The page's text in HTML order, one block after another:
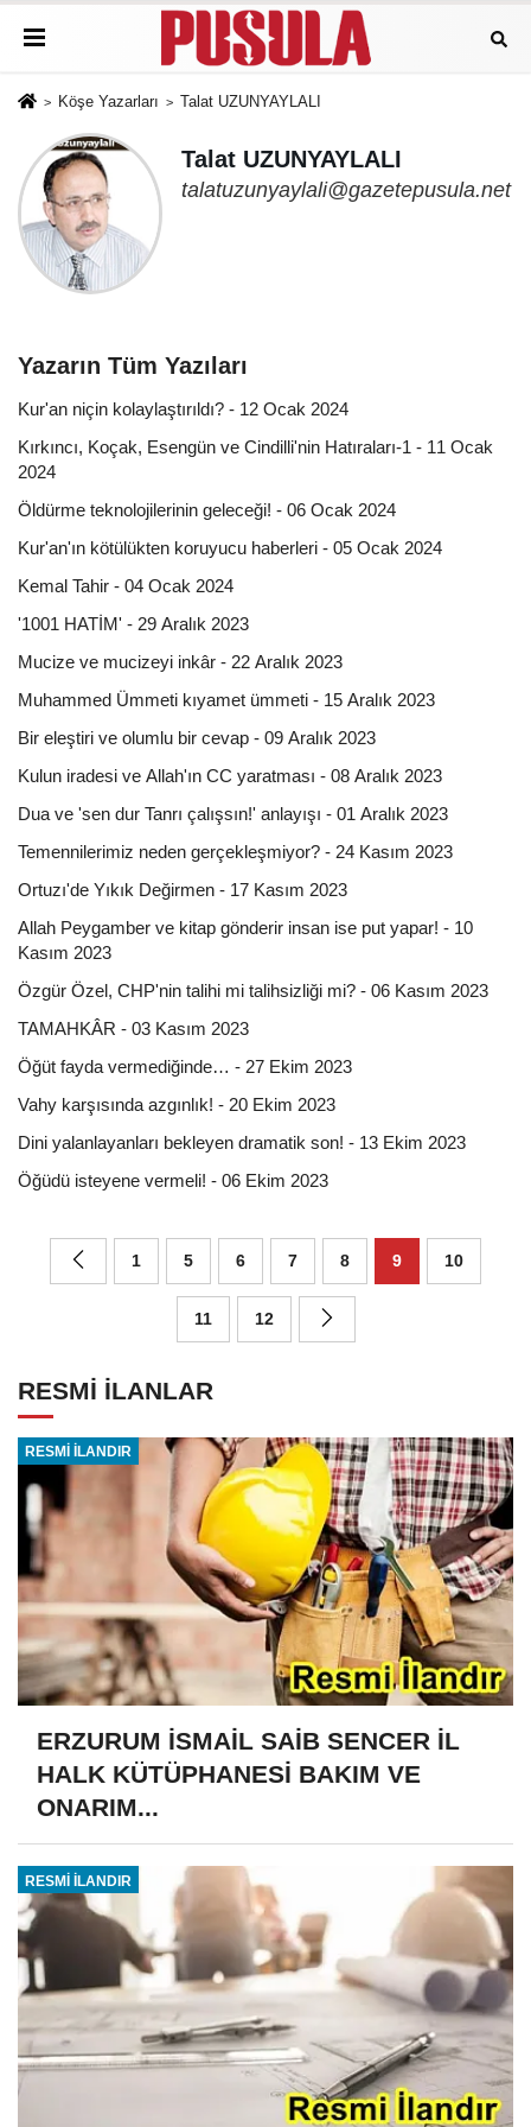
Köşe Yazarları Talat UZUNYAYLALI
Talat UZUNYAYLALI
talatuzunyaylali@gazetepusula.net
Yazarın Tüm Yazıları
Kur'an niçin kolaylaştırıldı? - 12 Ocak 2024
Kırkıncı, Koçak, Esengün ve Cindilli'nin Hatıraları-1 - 11 Ocak
2024
Öldürme teknolojilerinin geleceği! - 06 Ocak 2024
Kur'an'ın kötülükten koruyucu haberleri - 05 Ocak 2024
Kemal Tahir - 04 Ocak 2024
'1001 HATİM' - 29 Aralık 2023
Mucize ve mucizeyi inkâr - 22 Aralık 2023
Muhammed Ümmeti kıyamet ümmeti - 15 Aralık 2023
Bir eleştiri ve olumlu bir cevap - 09 Aralık 2023
Kulun iradesi ve Allah'ın CC yaratması - 08 Aralık 2023
Dua ve 'sen dur Tanrı çalışsın!' anlayışı - 01 Aralık 2023
Temennilerimiz neden gerçekleşmiyor? - 24 Kasım 2023
Ortuzı'de Yıkık Değirmen - 17 Kasım 2023
Allah Peygamber ve kitap gönderir insan ise put yapar! - 10
Kasım 2023
Özgür Özel, CHP'nin talihi mi talihsizliği mi? - 06 Kasım 2023
TAMAHKÂR - 03 Kasım 2023
Öğüt fayda vermediğinde… - 27 Ekim 2023
Vahy karşısında azgınlık! - 20 Ekim 2023
Dini yalanlayanları bekleyen dramatik son! - 13 Ekim 2023
Öğüdü isteyene vermeli! - 06 Ekim 2023
1 5 6 7 8 9 10
11 12
RESMİ İLANLAR
RESMİ İLANDIR
ERZURUM İSMAİL SAİB SENCER İL
HALK KÜTÜPHANESİ BAKIM VE
ONARIM...
RESMİ İLANDIR